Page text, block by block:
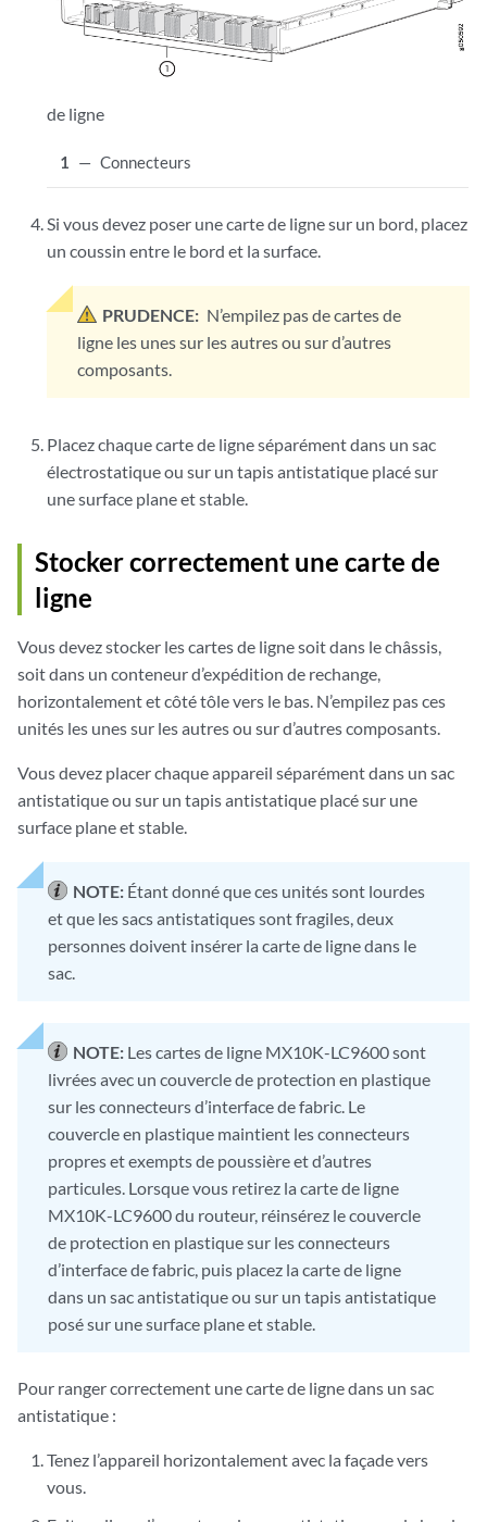
de ligne
1 — Connecteurs
Si vous devez poser une carte de ligne sur un bord, placez
un coussin entre le bord et la surface.
PRUDENCE: N’empilez pas de cartes de
ligne les unes sur les autres ou sur d’autres
composants.
Placez chaque carte de ligne séparément dans un sac
électrostatique ou sur un tapis antistatique placé sur
une surface plane et stable.
Stocker correctement une carte de
ligne
Vous devez stocker les cartes de ligne soit dans le châssis,
soit dans un conteneur d’expédition de rechange,
horizontalement et côté tôle vers le bas. N’empilez pas ces
unités les unes sur les autres ou sur d’autres composants.
Vous devez placer chaque appareil séparément dans un sac
antistatique ou sur un tapis antistatique placé sur une
surface plane et stable.
NOTE: Étant donné que ces unités sont lourdes
et que les sacs antistatiques sont fragiles, deux
personnes doivent insérer la carte de ligne dans le
sac.
NOTE: Les cartes de ligne MX10K-LC9600 sont
livrées avec un couvercle de protection en plastique
sur les connecteurs d’interface de fabric. Le
couvercle en plastique maintient les connecteurs
propres et exempts de poussière et d’autres
particules. Lorsque vous retirez la carte de ligne
MX10K-LC9600 du routeur, réinsérez le couvercle
de protection en plastique sur les connecteurs
d’interface de fabric, puis placez la carte de ligne
dans un sac antistatique ou sur un tapis antistatique
posé sur une surface plane et stable.
Pour ranger correctement une carte de ligne dans un sac
antistatique :
Tenez l’appareil horizontalement avec la façade vers
vous.